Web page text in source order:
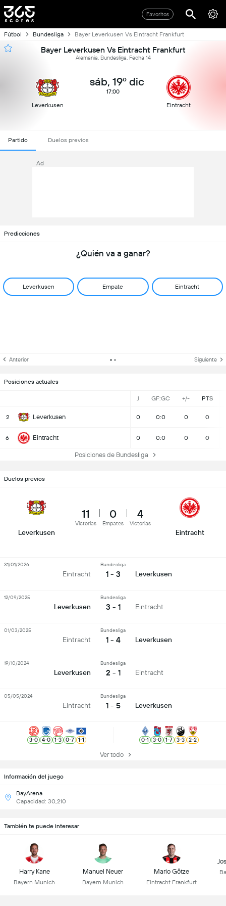
Favoritos
Fútbol Bundesliga Bayer Leverkusen Vs Eintracht Frankfurt
Bayer Leverkusen Vs Eintracht Frankfurt
Alemania, Bundesliga, Fecha 14
Leverkusen
sáb, 19º dic
17:00
Eintracht
Partido Duelos previos
Ad
Predicciones
¿Quién va a ganar?
Leverkusen Empate Eintracht
Anterior Siguiente
Posiciones actuales
J GF:GC +/- PTS
2 Leverkusen 0 0:0 0 0
6 Eintracht 0 0:0 0 0
Posiciones de Bundesliga
Información del juego
BayArena
Capacidad: 30,210
Duelos previos
Leverkusen
11
Victorias
0
Empates
4
Victorias
Eintracht
Eintracht
Bundesliga
1 - 3 Leverkusen
31/01/2026
Leverkusen
Bundesliga
3 - 1 Eintracht
12/09/2025
Eintracht
Bundesliga
1 - 4 Leverkusen
01/03/2025
Leverkusen
Bundesliga
2 - 1 Eintracht
19/10/2024
Eintracht
Bundesliga
1 - 5 Leverkusen
05/05/2024
3-0 4-0 1-3 0-7 1-1 0-1 3-0 1-7 3-3 2-2
Ver todo
También te puede interesar
Harry Kane
Bayern Munich
Manuel Neuer
Bayern Munich
Mario Götze
Eintracht Frankfurt